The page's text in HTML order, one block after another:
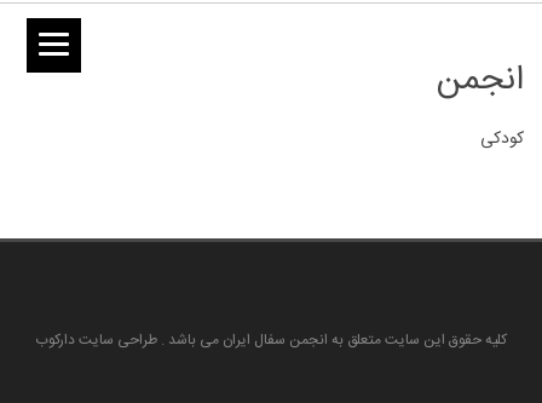
انجمن
کودکی
کلیه حقوق این سایت متعلق به انجمن سفال ایران می باشد . طراحی سایت دارکوب